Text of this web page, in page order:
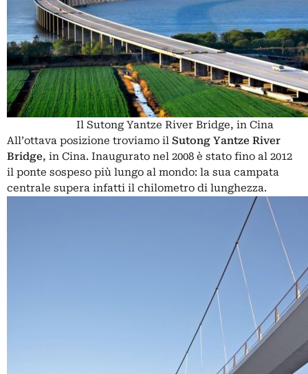
Il Sutong Yantze River Bridge, in Cina
All’ottava posizione troviamo il Sutong Yantze River
Bridge, in Cina. Inaugurato nel 2008 è stato fino al 2012
il ponte sospeso più lungo al mondo: la sua campata
centrale supera infatti il chilometro di lunghezza.